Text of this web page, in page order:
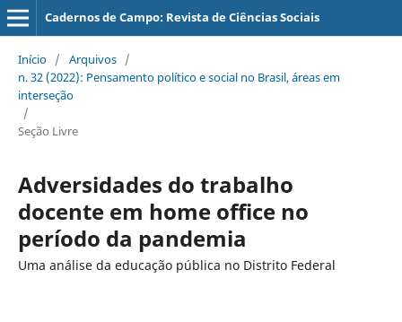
Cadernos de Campo: Revista de Ciências Sociais
Início / Arquivos /
n. 32 (2022): Pensamento político e social no Brasil, áreas em
interseção
/
Seção Livre
Adversidades do trabalho
docente em home office no
período da pandemia
Uma análise da educação pública no Distrito Federal